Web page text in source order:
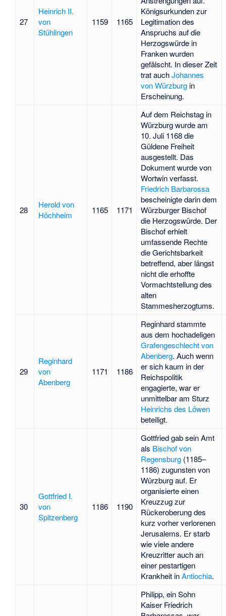
27
Heinrich II.
von
Stühlingen
1159 1165
Königsurkunden zur
Legitimation des
Anspruchs auf die
Herzogswürde in
Franken wurden
gefälscht. In dieser Zeit
trat auchJohannes
von Würzburgin
Erscheinung.
28
Herold von
Höchheim
1165 1171
Auf dem Reichstag in
Würzburg wurde am
10. Juli 1168 die
Güldene Freiheit
ausgestellt. Das
Dokument wurde von
Wortwinverfasst.
Friedrich Barbarossa
bescheinigte darin dem
Würzburger Bischof
die Herzogswürde. Der
Bischof erhielt
umfassende Rechte
die Gerichtsbarkeit
betreffend, aber längst
nicht die erhoffte
Vormachtstellung des
alten
Stammesherzogtums.
29
Reginhard
von
Abenberg
1171 1186
Reginhard stammte
aus dem hochadeligen
Grafengeschlecht von
Abenberg. Auch wenn
er sich kaum in der
Reichspolitik
engagierte, war er
unmittelbar am Sturz
Heinrichs des Löwen
beteiligt.
30
Gottfried I.
von
Spitzenberg
1186 1190
Gottfried gab sein Amt
als Bischof von
Regensburg(1185–
1186) zugunsten von
Würzburg auf. Er
organisierte einen
Kreuzzug zur
Rückeroberung des
kurz vorher verlorenen
Jerusalems. Er starb
wie viele andere
Kreuzritter auch an
einer pestartigen
Krankheit inAntiochia.
Philipp, ein Sohn
Kaiser Friedrich